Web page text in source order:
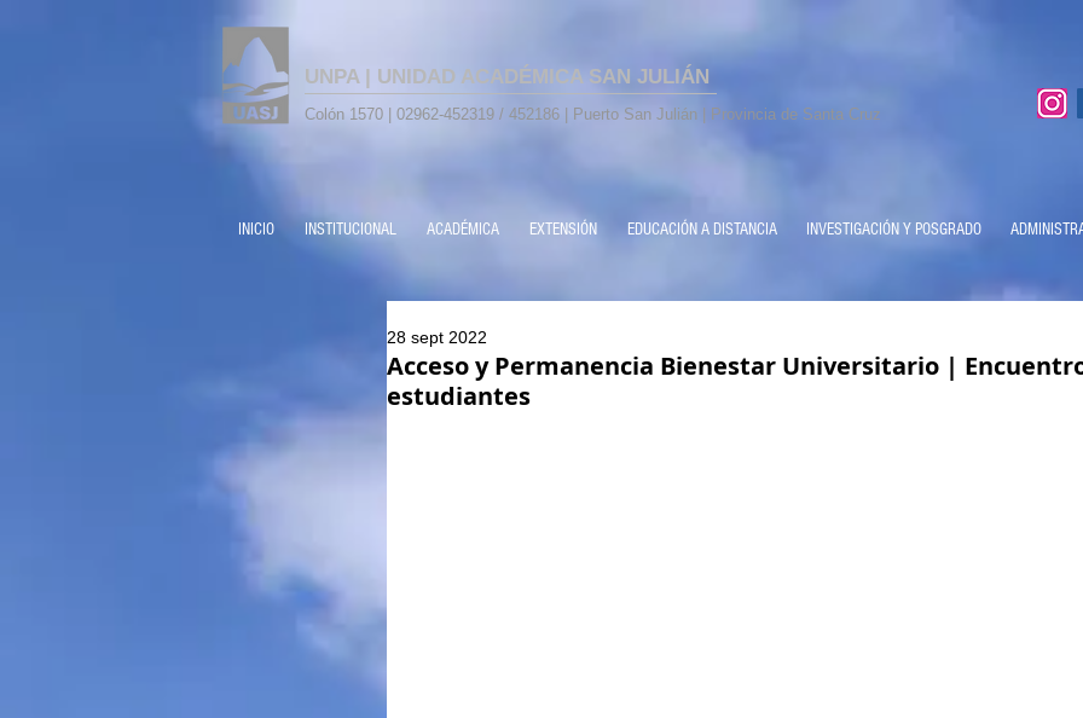
UNPA | UNIDAD ACADÉMICA SAN JULIÁN
Colón 1570 | 02962-452319 / 452186 | Puerto San Julián | Provincia de Santa Cruz
INICIO INSTITUCIONAL ACADÉMICA EXTENSIÓN EDUCACIÓN A DISTANCIA INVESTIGACIÓN Y POSGRADO
Acceso y Permanencia Bienestar Universitario |
estudiantes
28 sept 2022